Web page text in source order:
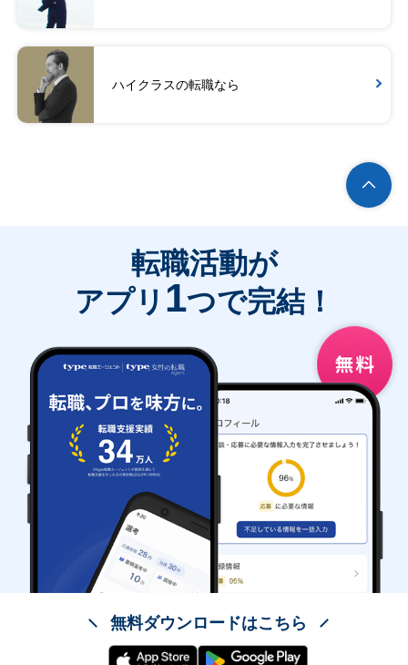
ハイクラスの転職なら
転職活動が
アプリ 1つで完結！
無料ダウンロードはこちら